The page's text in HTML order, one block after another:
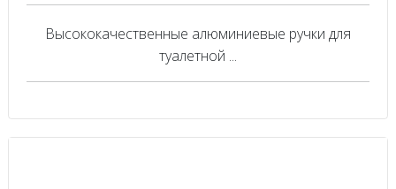
Высококачественные алюминиевые ручки для
туалетной ...